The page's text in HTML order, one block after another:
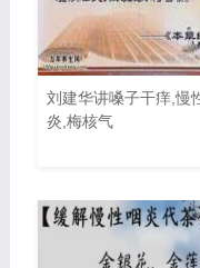
刘建华讲嗓子干痒,慢
炎,梅核气